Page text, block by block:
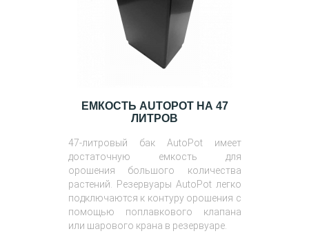
ЕМКОСТЬ AUTOPOT НА 47
ЛИТРОВ
47-литровый бак AutoPot имеет
достаточную емкость для
орошения большого количества
растений. Резервуары AutoPot легко
подключаются к контуру орошения с
помощью поплавкового клапана
или шарового крана в резервуаре.